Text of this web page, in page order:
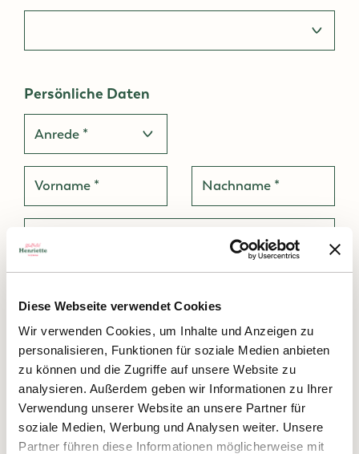
Diese Webseite verwendet Cookies
Wir verwenden Cookies, um Inhalte und Anzeigen zu
personalisieren, Funktionen für soziale Medien anbieten
zu können und die Zugriffe auf unsere Website zu
analysieren. Außerdem geben wir Informationen zu Ihrer
Verwendung unserer Website an unsere Partner für
soziale Medien, Werbung und Analysen weiter. Unsere
Partner führen diese Informationen möglicherweise mit
Persönliche Daten